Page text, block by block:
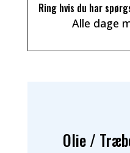
Ring hvis du har
Alle dage
Olie /